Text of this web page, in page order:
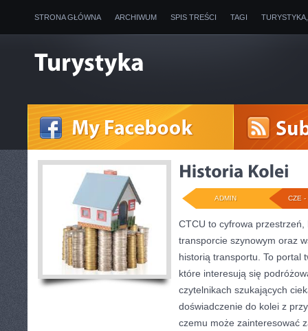
STRONA GŁÓWNA ARCHIWUM SPIS TREŚCI TAGI
CZE -
ADMIN
CTCU to cyfrowa
transporcie szynowym oraz
historią transportu. To portal
które interesują się
czytelnikach szukających
doświadczenie do kolei z
czemu może zainteresować